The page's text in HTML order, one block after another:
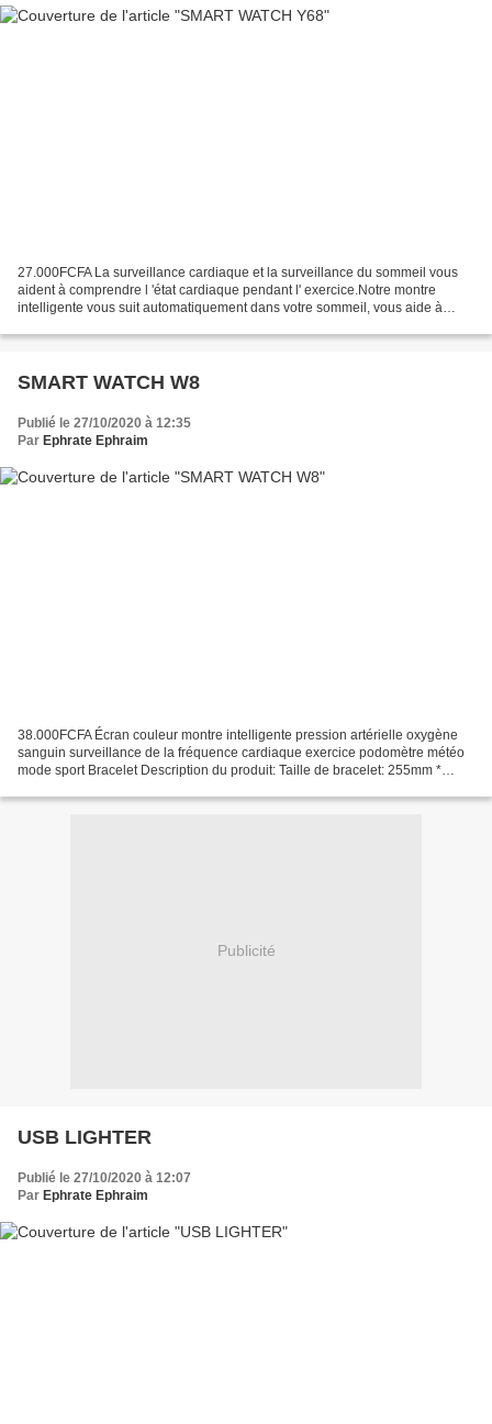
27.000FCFA La surveillance cardiaque et la surveillance du sommeil vous
aident à comprendre l 'état cardiaque pendant l' exercice.Notre montre
intelligente vous suit automatiquement dans votre sommeil, vous aide à
SMART WATCH W8
Publié le 27/10/2020 à 12:35
Par Ephrate Ephraim
38.000FCFA Écran couleur montre intelligente pression artérielle oxygène
sanguin surveillance de la fréquence cardiaque exercice podomètre météo
mode sport Bracelet Description du produit: Taille de bracelet: 255mm *
Publicité
USB LIGHTER
Publié le 27/10/2020 à 12:07
Par Ephrate Ephraim